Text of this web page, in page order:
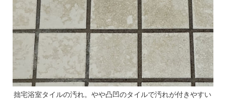
拙宅浴室タイルの汚れ。やや凸凹のタイルで汚れが付きやすい